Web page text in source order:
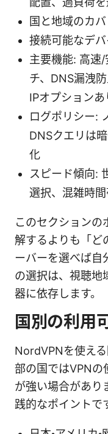
国と地域のカ
接続可能なデ
主要機能: 高速
チ、DNS漏洩
IPオプションあ
ログポリシー:
DNSクエリは
化
スピード傾向:
選択、混雑時
このセクションの
解するよりも「ど
ーバーを選べば自
の選択は、視聴地
器に依存します。
国別の利用
NordVPNを使え
部の国ではVPNの
が強い場合があり
践的なポイントで